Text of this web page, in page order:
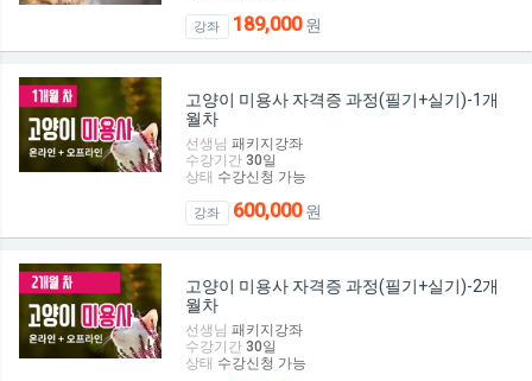
강좌 189,000원
고양이 미용사 자격증 과정(필기+실기)-1개
월차
선생님 패키지강좌
수강기간 30일
상태 수강신청 가능
강좌 600,000원
고양이 미용사 자격증 과정(필기+실기)-2개
월차
선생님 패키지강좌
수강기간 30일
상태 수강신청 가능